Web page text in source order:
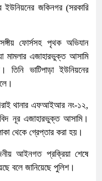
ইউনিয়নের জকিনগর (সরকারি
ফোর্সসহ পৃথক অভিযান
মামলার এজাহারভুক্ত আসামি
ভাটিপাড়া ইউনিয়নের
থানার এফআইআর নং-১২,
নূর এজাহারভুক্ত আসামি।
থেকে গ্রেপ্তার করা হয়।
আইনগত প্রক্রিয়া শেষে
বলে জানিয়েছে পুলিশ।